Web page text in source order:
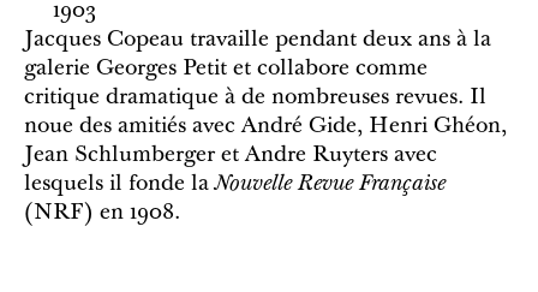
1903
Jacques Copeau travaille pendant deux ans à la
galerie Georges Petit et collabore comme
critique dramatique à de nombreuses revues. Il
noue des amitiés avec André Gide, Henri Ghéon,
Jean Schlumberger et Andre Ruyters avec
lesquels il fonde laNouvelle Revue Française
(NRF) en 1908.